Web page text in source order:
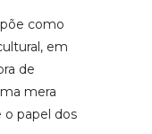
como
em
de
mera
o papel dos